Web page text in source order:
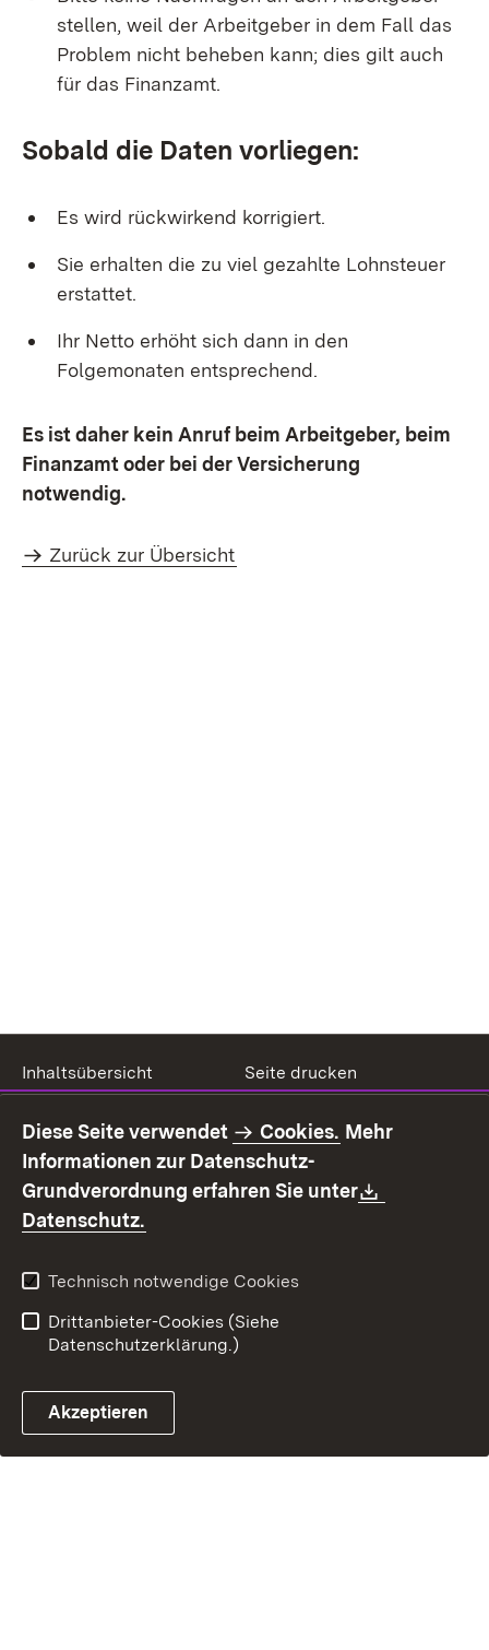
stellen, weil der Arbeitgeber in dem Fall das
Problem nicht beheben kann; dies gilt auch
für das Finanzamt.
Sobald die Daten vorliegen:
Es wird rückwirkend korrigiert.
Sie erhalten die zu viel gezahlte Lohnsteuer
erstattet.
Ihr Netto erhöht sich dann in den
Folgemonaten entsprechend.
Es ist daher kein Anruf beim Arbeitgeber, beim
Finanzamt oder bei der Versicherung
notwendig.
Zurück zur Übersicht
Inhaltsübersicht
Seite drucken
Benutzungshinweise
Erklärung zur
Barrierefreiheit
Kontakt
Fehlerhaften Link melden
Diese Seite verwendet Cookies. Mehr
Informationen zur Datenschutz-
Grundverordnung erfahren Sie unter
Datenschutz.
Technisch notwendige Cookies
Drittanbieter-Cookies (Siehe
Datenschutzerklärung.)
Akzeptieren